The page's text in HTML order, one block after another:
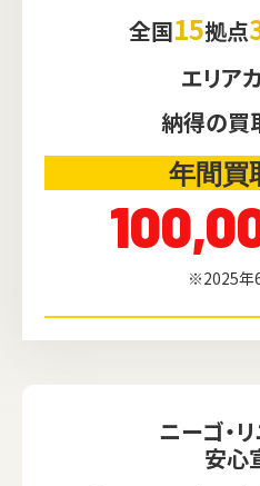
全国15拠点
エリア
納得の買
年間買
※2025年
ニーゴ・
安心